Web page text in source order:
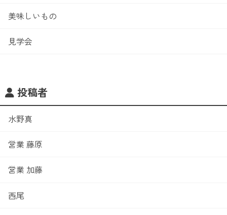
美味しいもの
見学会
投稿者
水野真
営業 藤原
営業 加藤
西尾